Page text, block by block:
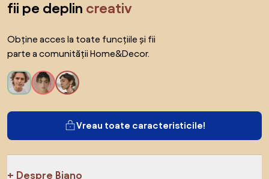
fii pe deplin creativ
Obține acces la toate funcțiile și fii
parte a comunității Home&Decor.
Vreau toate caracteristicile!
Despre Biano